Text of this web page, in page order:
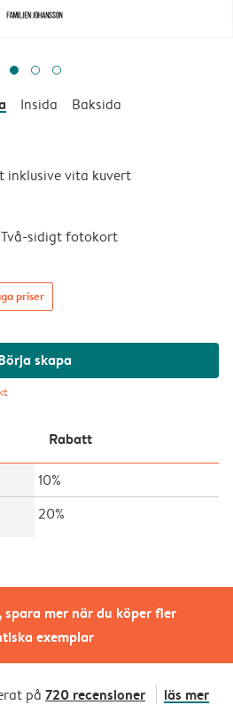
spara mer när du köper fler
exemplar
Insida Baksida
inklusive vita kuvert
Två-sidigt fotokort
priser
skapa
Rabatt
10%
20%
på 720 recensioner läs mer